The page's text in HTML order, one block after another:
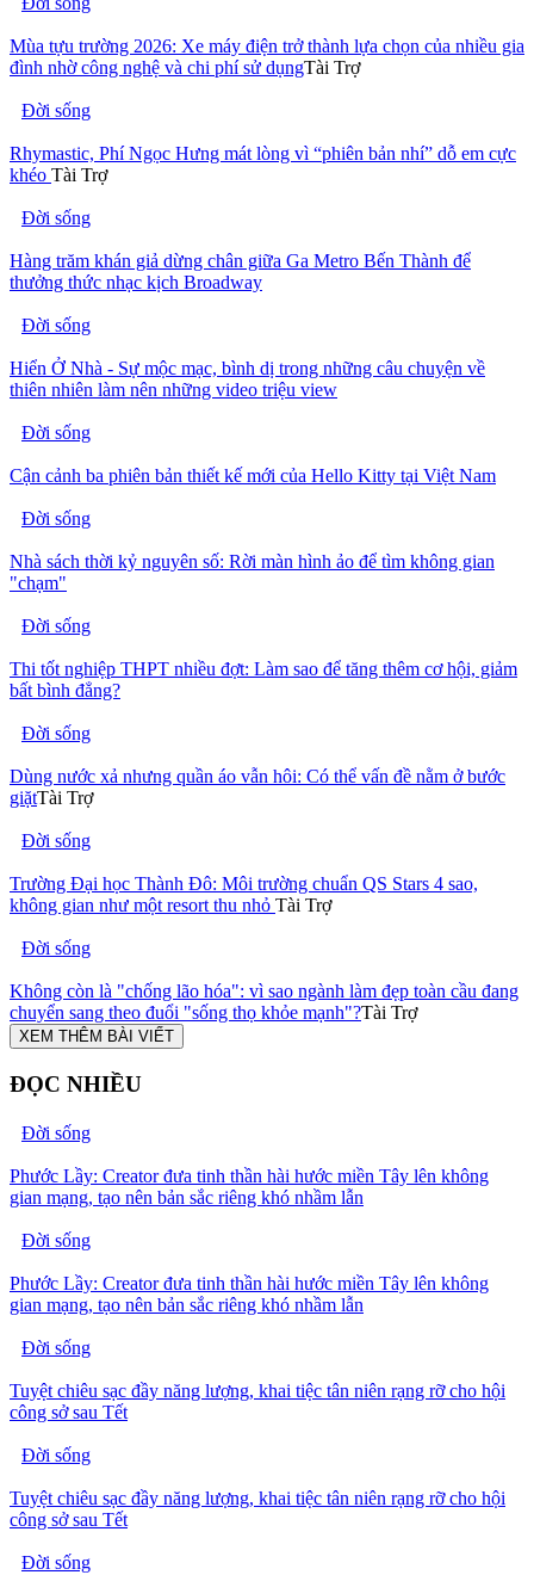
Mùa tựu trường 2026: Xe máy điện trở thành lựa chọn của nhiều gia
đình nhờ công nghệ và chi phí sử dụngTài Trợ
Đời sống
Rhymastic, Phí Ngọc Hưng mát lòng vì “phiên bản nhí” dỗ em cực
khéo Tài Trợ
Đời sống
Hàng trăm khán giả dừng chân giữa Ga Metro Bến Thành để
thưởng thức nhạc kịch Broadway
Đời sống
Hiển Ở Nhà - Sự mộc mạc, bình dị trong những câu chuyện về
thiên nhiên làm nên những video triệu view
Đời sống
Cận cảnh ba phiên bản thiết kế mới của Hello Kitty tại Việt Nam
Đời sống
Nhà sách thời kỷ nguyên số: Rời màn hình ảo để tìm không gian
"chạm"
Đời sống
Thi tốt nghiệp THPT nhiều đợt: Làm sao để tăng thêm cơ hội, giảm
bất bình đẳng?
Đời sống
Dùng nước xả nhưng quần áo vẫn hôi: Có thể vấn đề nằm ở bước
giặtTài Trợ
Đời sống
Trường Đại học Thành Đô: Môi trường chuẩn QS Stars 4 sao,
không gian như một resort thu nhỏ Tài Trợ
Đời sống
Không còn là "chống lão hóa": vì sao ngành làm đẹp toàn cầu đang
chuyển sang theo đuổi "sống thọ khỏe mạnh"?Tài Trợ
XEM THÊM BÀI VIẾT
ĐỌC NHIỀU
Đời sống
Phước Lầy: Creator đưa tinh thần hài hước miền Tây lên không
gian mạng, tạo nên bản sắc riêng khó nhầm lẫn
Đời sống
Phước Lầy: Creator đưa tinh thần hài hước miền Tây lên không
gian mạng, tạo nên bản sắc riêng khó nhầm lẫn
Đời sống
Tuyệt chiêu sạc đầy năng lượng, khai tiệc tân niên rạng rỡ cho hội
công sở sau Tết
Đời sống
Tuyệt chiêu sạc đầy năng lượng, khai tiệc tân niên rạng rỡ cho hội
công sở sau Tết
Đời sống